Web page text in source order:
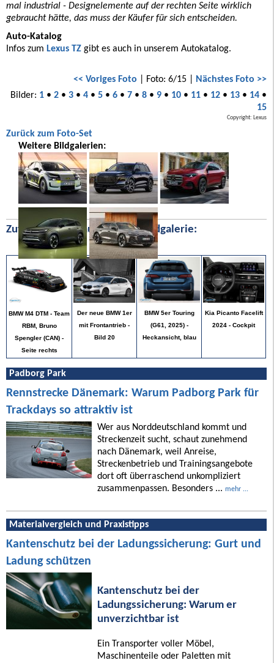
mal industrial - Designelemente auf der rechten Seite wirklich
gebraucht hätte, das muss der Käufer für sich entscheiden.
Auto-Katalog
Infos zum Lexus TZ gibt es auch in unserem Autokatalog.
<< Voriges Foto | Foto: 6/15 | Nächstes Foto >>
Bilder: 1• 2• 3• 4• 5• 6• 7• 8• 9• 10• 11• 12• 13• 14•
15
Copyright: Lexus
Zurück zum Foto-Set
Weitere Bildgalerien:
Zufällige Bilder aus unserer Bildgalerie:
BMW M4 DTM - Team
RBM, Bruno
Spengler (CAN) -
Seite rechts
Der neue BMW 1er
mit Frontantrieb -
Bild 20
BMW 5er Touring
(G61, 2025) -
Heckansicht, blau
Kia Picanto Facelift
2024 - Cockpit
Padborg Park
Rennstrecke Dänemark: Warum Padborg Park für
Trackdays so attraktiv ist
Wer aus Norddeutschland kommt und
Streckenzeit sucht, schaut zunehmend
nach Dänemark, weil Anreise,
Streckenbetrieb und Trainingsangebote
dort oft überraschend unkompliziert
zusammenpassen. Besonders ... mehr ...
Materialvergleich und Praxistipps
Kantenschutz bei der Ladungssicherung: Gurt und
Ladung schützen
Kantenschutz bei der
Ladungssicherung: Warum er
unverzichtbar ist
Ein Transporter voller Möbel,
Maschinenteile oder Paletten mit